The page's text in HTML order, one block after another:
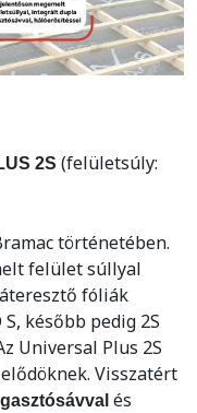
2S (felületsúly:
történetében.
felület súllyal
fóliák
később pedig 2S
Universal Plus 2S
Visszatért
és